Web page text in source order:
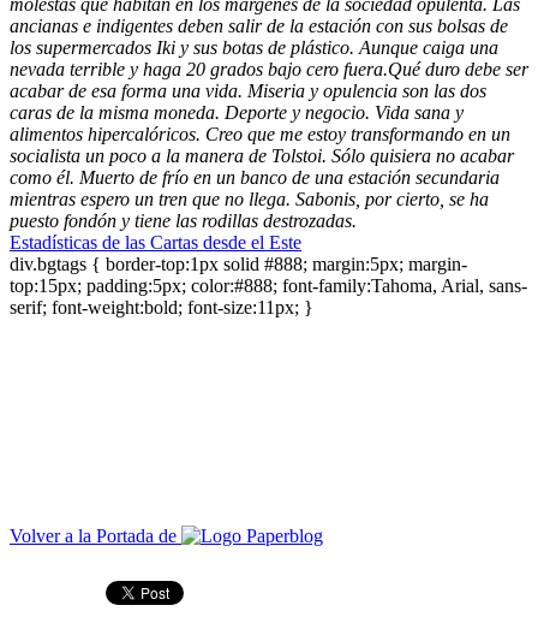
ancianas e indigentes deben salir de la estación con sus bolsas de
los supermercados Iki y sus botas de plástico. Aunque caiga una
nevada terrible y haga 20 grados bajo cero fuera.Qué duro debe ser
acabar de esa forma una vida. Miseria y opulencia son las dos
caras de la misma moneda. Deporte y negocio. Vida sana y
alimentos hipercalóricos. Creo que me estoy transformando en un
socialista un poco a la manera de Tolstoi. Sólo quisiera no acabar
como él. Muerto de frío en un banco de una estación secundaria
mientras espero un tren que no llega. Sabonis, por cierto, se ha
puesto fondón y tiene las rodillas destrozadas.
Estadísticas de las Cartas desde el Este
div.bgtags { border-top:1px solid #888; margin:5px; margin-
top:15px; padding:5px; color:#888; font-family:Tahoma, Arial, sans-
serif; font-weight:bold; font-size:11px; }
Volver a la Portada de